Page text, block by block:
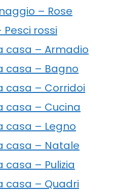
– Rose
rossi
casa – Armadio
casa – Bagno
casa – Corridoi
casa – Cucina
casa – Legno
casa – Natale
– Pulizia
casa – Quadri